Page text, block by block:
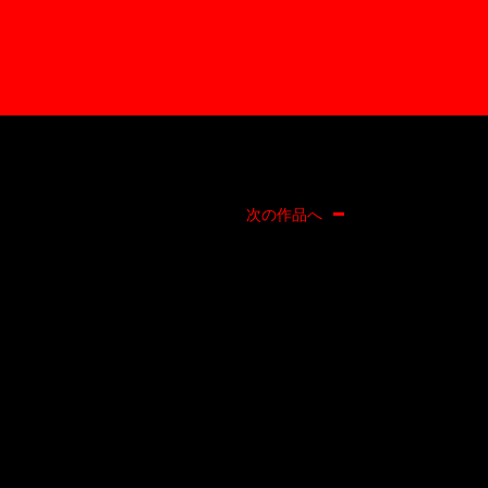
次の作品へ